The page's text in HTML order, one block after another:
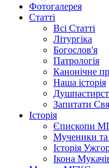
Фотогалерея
Статті
Всі Статті
Літургіка
Богослов'я
Патрологія
Канонічне
Наша історія
Запитати
Історія
Єпископи
Мученики та
Історія
Ікона